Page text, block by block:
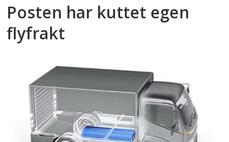
Posten har kuttet egen
flyfrakt